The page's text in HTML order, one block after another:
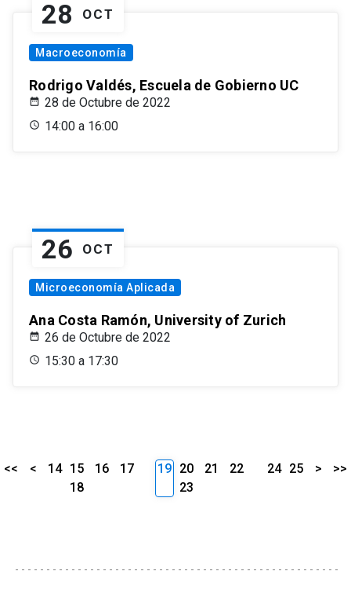
28 OCT
Macroeconomía
Rodrigo Valdés, Escuela de Gobierno UC
28 de Octubre de 2022
14:00 a 16:00
26 OCT
Microeconomía Aplicada
Ana Costa Ramón, University of Zurich
26 de Octubre de 2022
15:30 a 17:30
<< < 14 15 16
17
18
19 20 21
22
23
24 25 > >>